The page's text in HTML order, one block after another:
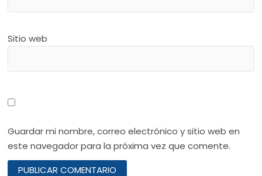
Sitio web
Guardar mi nombre, correo electrónico y sitio web en
este navegador para la próxima vez que comente.